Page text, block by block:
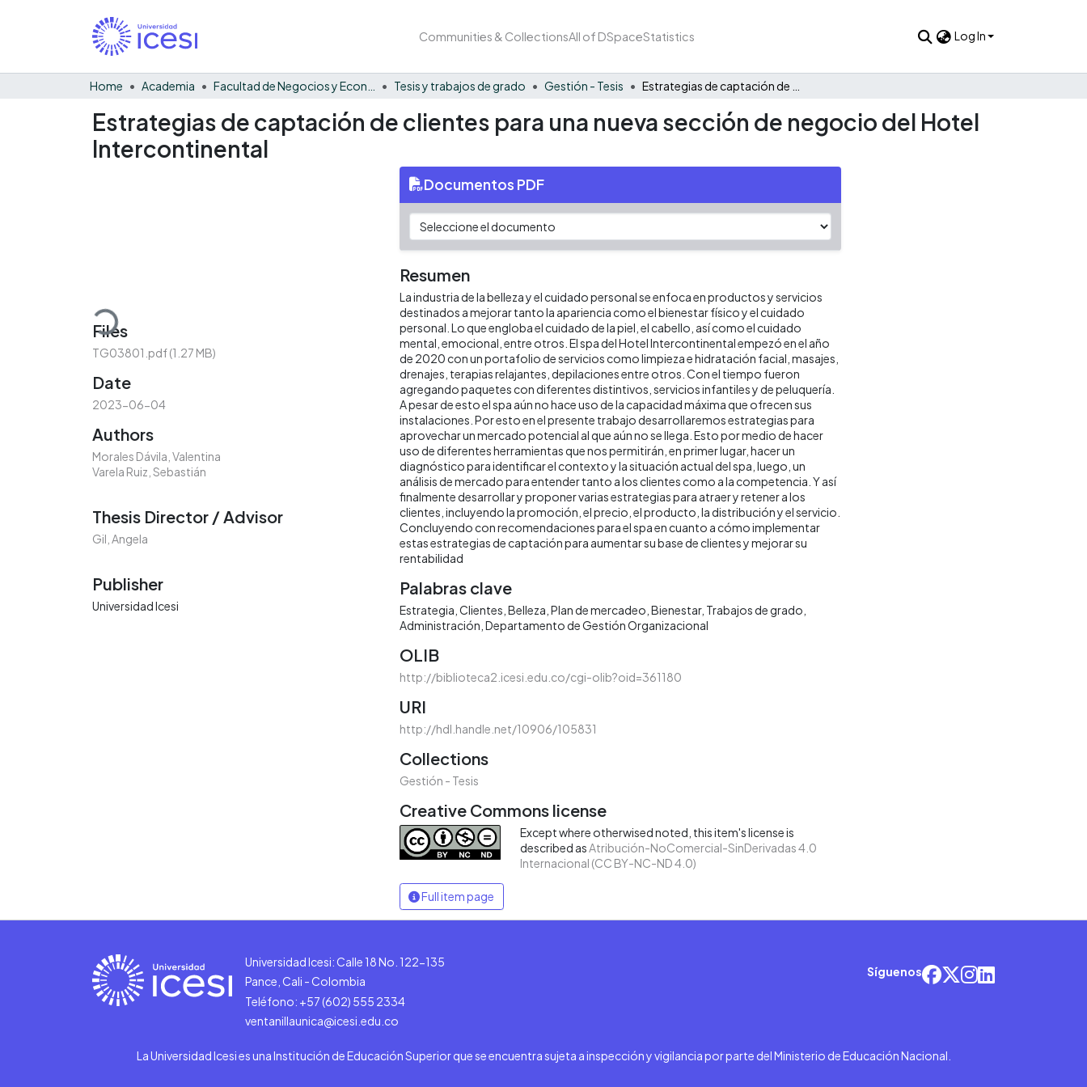
Communities & CollectionsAll of DSpaceStatistics Log In
Home Academia Tesis y trabajos de grado Gestión - Tesis
Estrategias de captación de clientes para una nueva sección de negocio del Hotel
Intercontinental
Loading...
Files
TG03801.pdf(1.27 MB)
Date
2023-06-04
Authors
Morales Dávila, Valentina
Varela Ruiz, Sebastián
Thesis Director / Advisor
Gil, Angela
Publisher
Universidad Icesi
Documentos PDF
Resumen
La industria de la belleza y el cuidado personal se enfoca en productos y servicios
destinados a mejorar tanto la apariencia como el bienestar físico y el cuidado
personal. Lo que engloba el cuidado de la piel, el cabello, así como el cuidado
mental, emocional, entre otros. El spa del Hotel Intercontinental empezó en el año
de 2020 con un portafolio de servicios como limpieza e hidratación facial, masajes,
drenajes, terapias relajantes, depilaciones entre otros. Con el tiempo fueron
agregando paquetes con diferentes distintivos, servicios infantiles y de peluquería.
A pesar de esto el spa aún no hace uso de la capacidad máxima que ofrecen sus
instalaciones. Por esto en el presente trabajo desarrollaremos estrategias para
aprovechar un mercado potencial al que aún no se llega. Esto por medio de hacer
uso de diferentes herramientas que nos permitirán, en primer lugar, hacer un
diagnóstico para identificar el contexto y la situación actual del spa, luego, un
análisis de mercado para entender tanto a los clientes como a la competencia. Y así
finalmente desarrollar y proponer varias estrategias para atraer y retener a los
clientes, incluyendo la promoción, el precio, el producto, la distribución y el servicio.
Concluyendo con recomendaciones para el spa en cuanto a cómo implementar
estas estrategias de captación para aumentar su base de clientes y mejorar su
rentabilidad
Palabras clave
Estrategia Clientes Belleza Plan de mercadeo Bienestar Trabajos de grado
Administración Departamento de Gestión Organizacional
OLIB
http://biblioteca2.icesi.edu.co/cgi-olib?oid=361180
URI
http://hdl.handle.net/10906/105831
Collections
Gestión - Tesis
Creative Commons license
Except where otherwised noted, this item's license is
described as Atribución-NoComercial-SinDerivadas 4.0
Internacional (CC BY-NC-ND 4.0)
Full item page
Universidad Icesi: Calle 18 No. 122-135
Pance, Cali - Colombia
Teléfono: +57 (602) 555 2334
ventanillaunica@icesi.edu.co
Síguenos
La Universidad Icesi es una Institución de Educación Superior que se encuentra sujeta a inspección y vigilancia por parte del Ministerio de Educación Nacional.